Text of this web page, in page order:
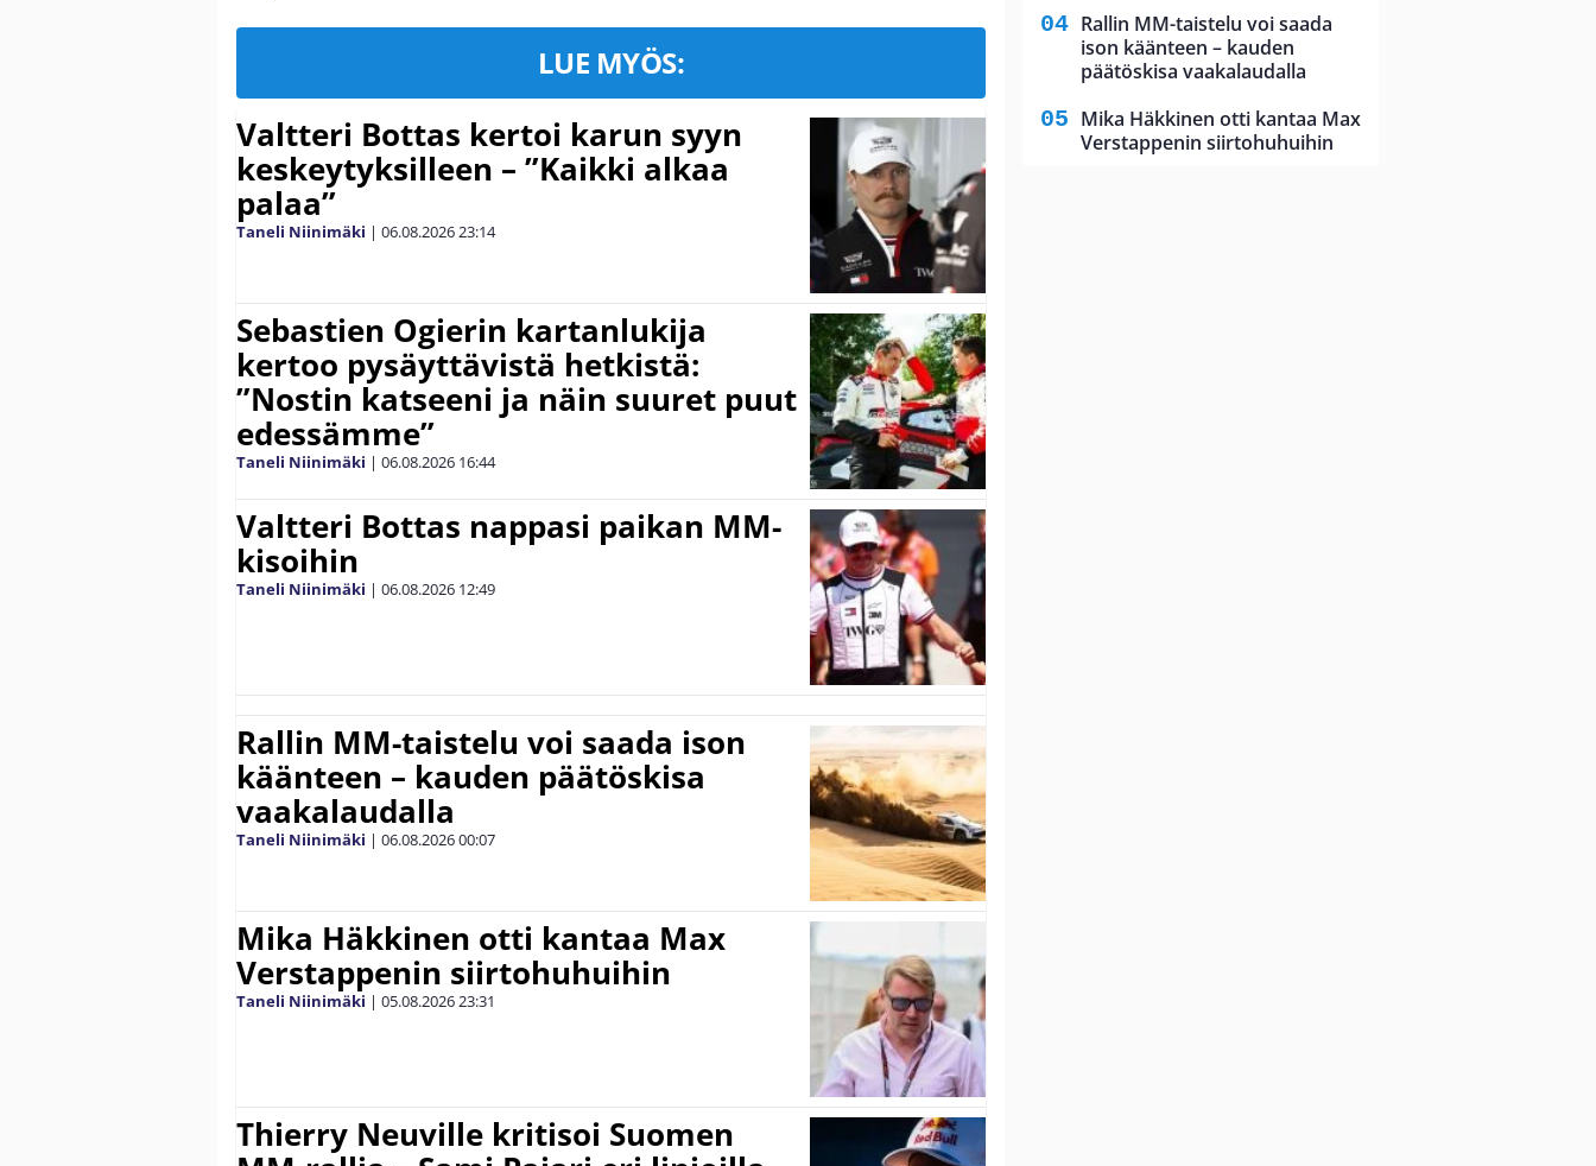
LUE MYÖS:
Valtteri Bottas kertoi karun syyn
keskeytyksilleen – ”Kaikki alkaa
palaa”
Taneli Niinimäki | 06.08.202623:14
Sebastien Ogierin kartanlukija
kertoo pysäyttävistä hetkistä:
”Nostin katseeni ja näin suuret puut
edessämme”
Taneli Niinimäki | 06.08.2026 16:44
Valtteri Bottas nappasi paikan MM-
kisoihin
Taneli Niinimäki | 06.08.2026 12:49
Rallin MM-taistelu voi saada ison
käänteen – kauden päätöskisa
vaakalaudalla
Taneli Niinimäki | 06.08.202600:07
Mika Häkkinen otti kantaa Max
Verstappenin siirtohuhuihin
Taneli Niinimäki | 05.08.202623:31
Thierry Neuville kritisoi Suomen
Rallin MM-taistelu voi saada
ison käänteen – kauden
päätöskisa vaakalaudalla
Mika Häkkinen otti kantaa Max
Verstappenin siirtohuhuihin